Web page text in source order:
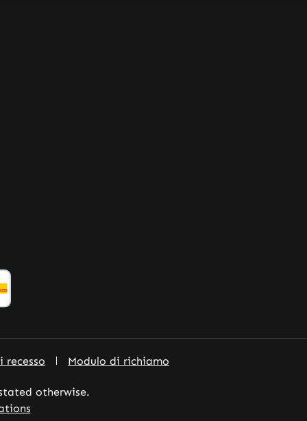
recesso Modulo di richiamo
otherwise.